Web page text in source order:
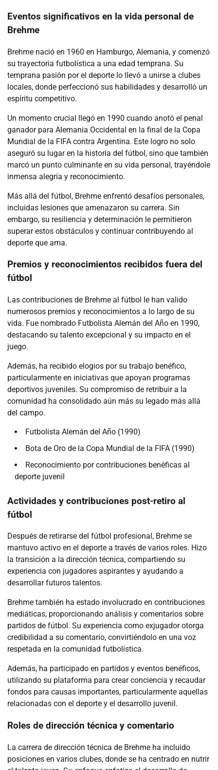
Eventos significativos en la vida personal de
Brehme
Brehme nació en 1960 en Hamburgo, Alemania, y comenzó
su trayectoria futbolística a una edad temprana. Su
temprana pasión por el deporte lo llevó a unirse a clubes
locales, donde perfeccionó sus habilidades y desarrolló un
espíritu competitivo.
Un momento crucial llegó en 1990 cuando anotó el penal
ganador para Alemania Occidental en la final de la Copa
Mundial de la FIFA contra Argentina. Este logro no solo
aseguró su lugar en la historia del fútbol, sino que también
marcó un punto culminante en su vida personal, trayéndole
inmensa alegría y reconocimiento.
Más allá del fútbol, Brehme enfrentó desafíos personales,
incluidas lesiones que amenazaron su carrera. Sin
embargo, su resiliencia y determinación le permitieron
superar estos obstáculos y continuar contribuyendo al
deporte que ama.
Premios y reconocimientos recibidos fuera del
fútbol
Las contribuciones de Brehme al fútbol le han valido
numerosos premios y reconocimientos a lo largo de su
vida. Fue nombrado Futbolista Alemán del Año en 1990,
destacando su talento excepcional y su impacto en el
juego.
Además, ha recibido elogios por su trabajo benéfico,
particularmente en iniciativas que apoyan programas
deportivos juveniles. Su compromiso de retribuir a la
comunidad ha consolidado aún más su legado más allá
del campo.
Futbolista Alemán del Año (1990)
Bota de Oro de la Copa Mundial de la FIFA (1990)
Reconocimiento por contribuciones benéficas al
deporte juvenil
Actividades y contribuciones post-retiro al
fútbol
Después de retirarse del fútbol profesional, Brehme se
mantuvo activo en el deporte a través de varios roles. Hizo
la transición a la dirección técnica, compartiendo su
experiencia con jugadores aspirantes y ayudando a
desarrollar futuros talentos.
Brehme también ha estado involucrado en contribuciones
mediáticas, proporcionando análisis y comentarios sobre
partidos de fútbol. Su experiencia como exjugador otorga
credibilidad a su comentario, convirtiéndolo en una voz
respetada en la comunidad futbolística.
Además, ha participado en partidos y eventos benéficos,
utilizando su plataforma para crear conciencia y recaudar
fondos para causas importantes, particularmente aquellas
relacionadas con el deporte y el desarrollo juvenil.
Roles de dirección técnica y comentario
La carrera de dirección técnica de Brehme ha incluido
posiciones en varios clubes, donde se ha centrado en nutrir